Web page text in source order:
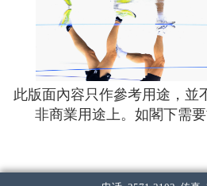
此版面內容只作參考用途，並
非商業用途上。如閣下需